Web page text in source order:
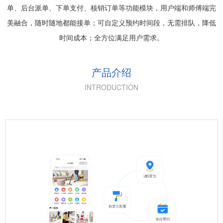
单、后台派单、下单支付、核销订单等功能模块，用户端和师傅端完
美融合，随时随地都能接单；可自定义预约时间段，无需排队，降低
时间成本；全方位满足用户需求。
产品介绍
INTRODUCTION